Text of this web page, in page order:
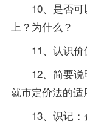
10、是否可
上？为什么？
11、认识价
12、简要说
就市定价法的适
13、识记：